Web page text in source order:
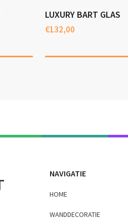
LUXURY BART GLAS
€132,00
NAVIGATIE
HOME
WANDDECORATIE